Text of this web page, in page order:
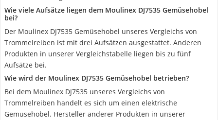
Wie viele Aufsätze liegen dem Moulinex DJ7535 Gemüsehobel
bei?
Der Moulinex DJ7535 Gemüsehobel unseres Vergleichs von
Trommelreiben ist mit drei Aufsätzen ausgestattet. Anderen
Produkten in unserer Vergleichstabelle liegen bis zu fünf
Aufsätze bei.
Wie wird der Moulinex DJ7535 Gemüsehobel betrieben?
Bei dem Moulinex DJ7535 unseres Vergleichs von
Trommelreiben handelt es sich um einen elektrische
Gemüsehobel. Hersteller anderer Produkten in unserer